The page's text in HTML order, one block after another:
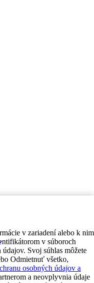
v zariadení alebo k nim
v súboroch
Svoj súhlas môžete
Odmietnuť všetko,
osobných údajov a
a neovplyvnia údaje